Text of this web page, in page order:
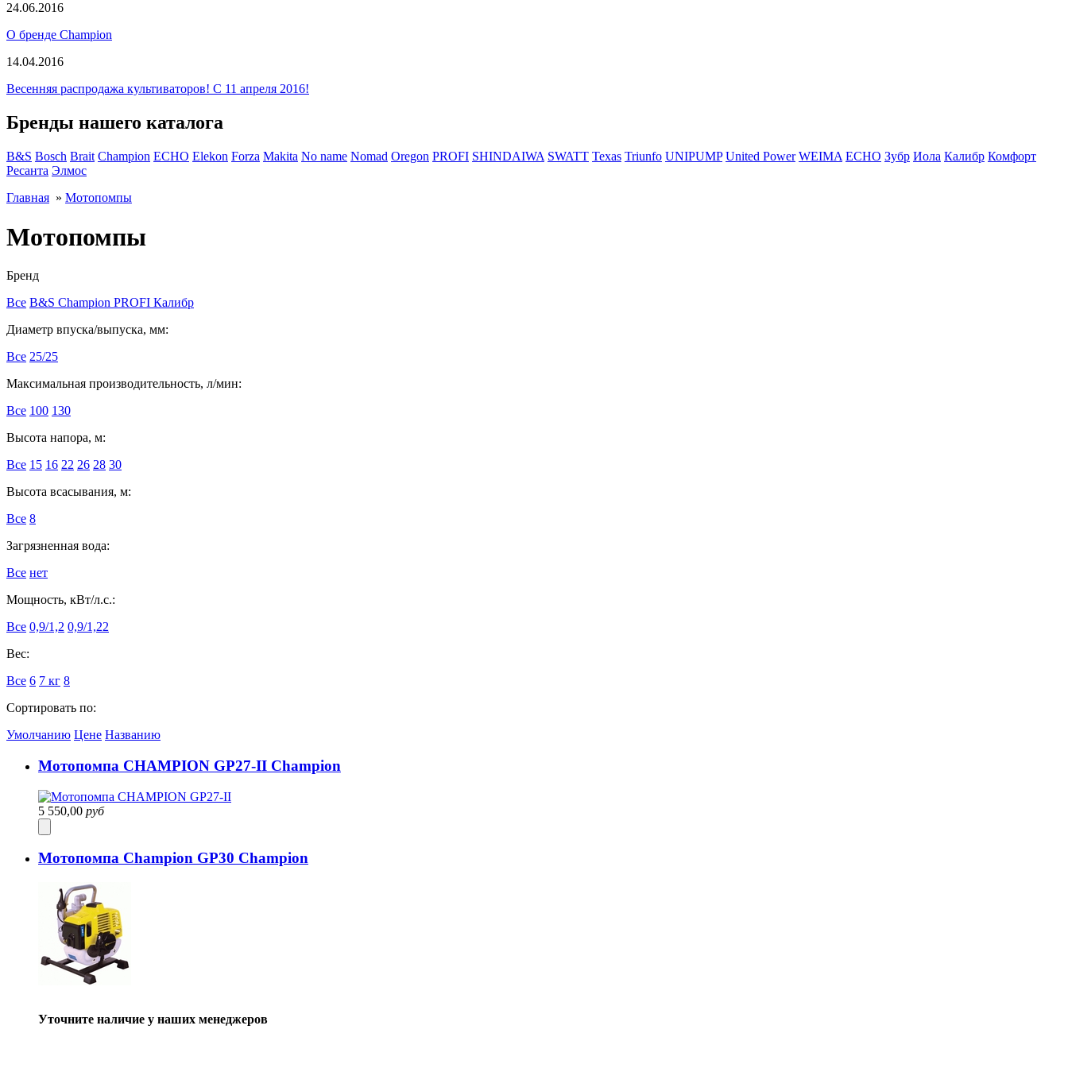
24.06.2016
О бренде Champion
14.04.2016
Весенняя распродажа культиваторов! С 11 апреля 2016!
Бренды нашего каталога
B&S Bosch Brait Champion ECHO Elekon Forza Makita No name Nomad Oregon PROFI SHINDAIWA SWATT Texas Triunfo UNIPUMP United Power WEIMA ЕСНО Зубр Иола Калибр Комфорт
Ресанта Элмос
Главная » Мотопомпы
Мотопомпы
Бренд
Все B&S Champion PROFI Калибр
Диаметр впуска/выпуска, мм:
Все 25/25
Максимальная производительность, л/мин:
Все 100 130
Высота напора, м:
Все 15 16 22 26 28 30
Высота всасывания, м:
Все 8
Загрязненная вода:
Все нет
Мощность, кВт/л.с.:
Все 0,9/1,2 0,9/1,22
Вес:
Все 6 7 кг 8
Сортировать по:
Умолчанию Цене Названию
Мотопомпа CHAMPION GP27-II Champion
5 550,00 руб
Мотопомпа Champion GP30 Champion
Уточните наличие у наших менеджеров